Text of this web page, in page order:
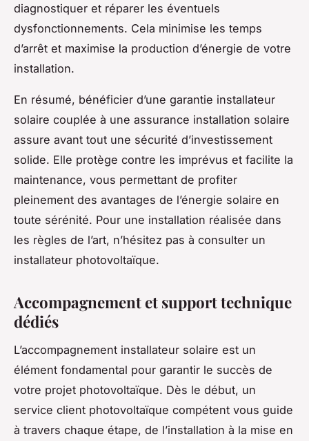
diagnostiquer et réparer les éventuels
dysfonctionnements. Cela minimise les temps
d’arrêt et maximise la production d’énergie de votre
installation.
En résumé, bénéficier d’une garantie installateur
solaire couplée à une assurance installation solaire
assure avant tout une sécurité d’investissement
solide. Elle protège contre les imprévus et facilite la
maintenance, vous permettant de profiter
pleinement des avantages de l’énergie solaire en
toute sérénité. Pour une installation réalisée dans
les règles de l’art, n’hésitez pas à consulter un
installateur photovoltaïque.
Accompagnement et support technique
dédiés
L’accompagnement installateur solaire est un
élément fondamental pour garantir le succès de
votre projet photovoltaïque. Dès le début, un
service client photovoltaïque compétent vous guide
à travers chaque étape, de l’installation à la mise en